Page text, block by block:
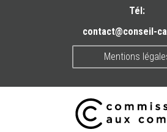
Tél:
contact@conseil-
Mentions